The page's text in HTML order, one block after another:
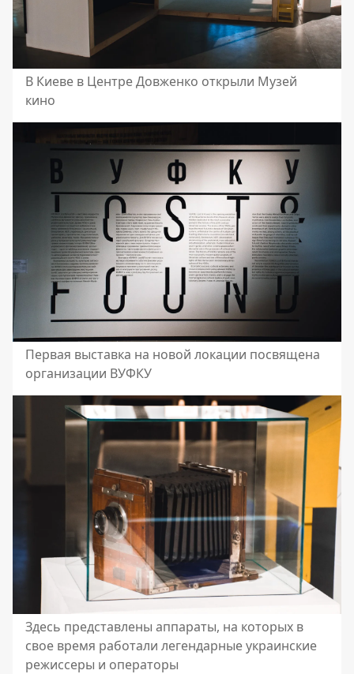
В Киеве в Центре Довженко открыли Музей
кино
Первая выставка на новой локации посвящена
организации ВУФКУ
Здесь представлены аппараты, на которых в
свое время работали легендарные украинские
режиссеры и операторы